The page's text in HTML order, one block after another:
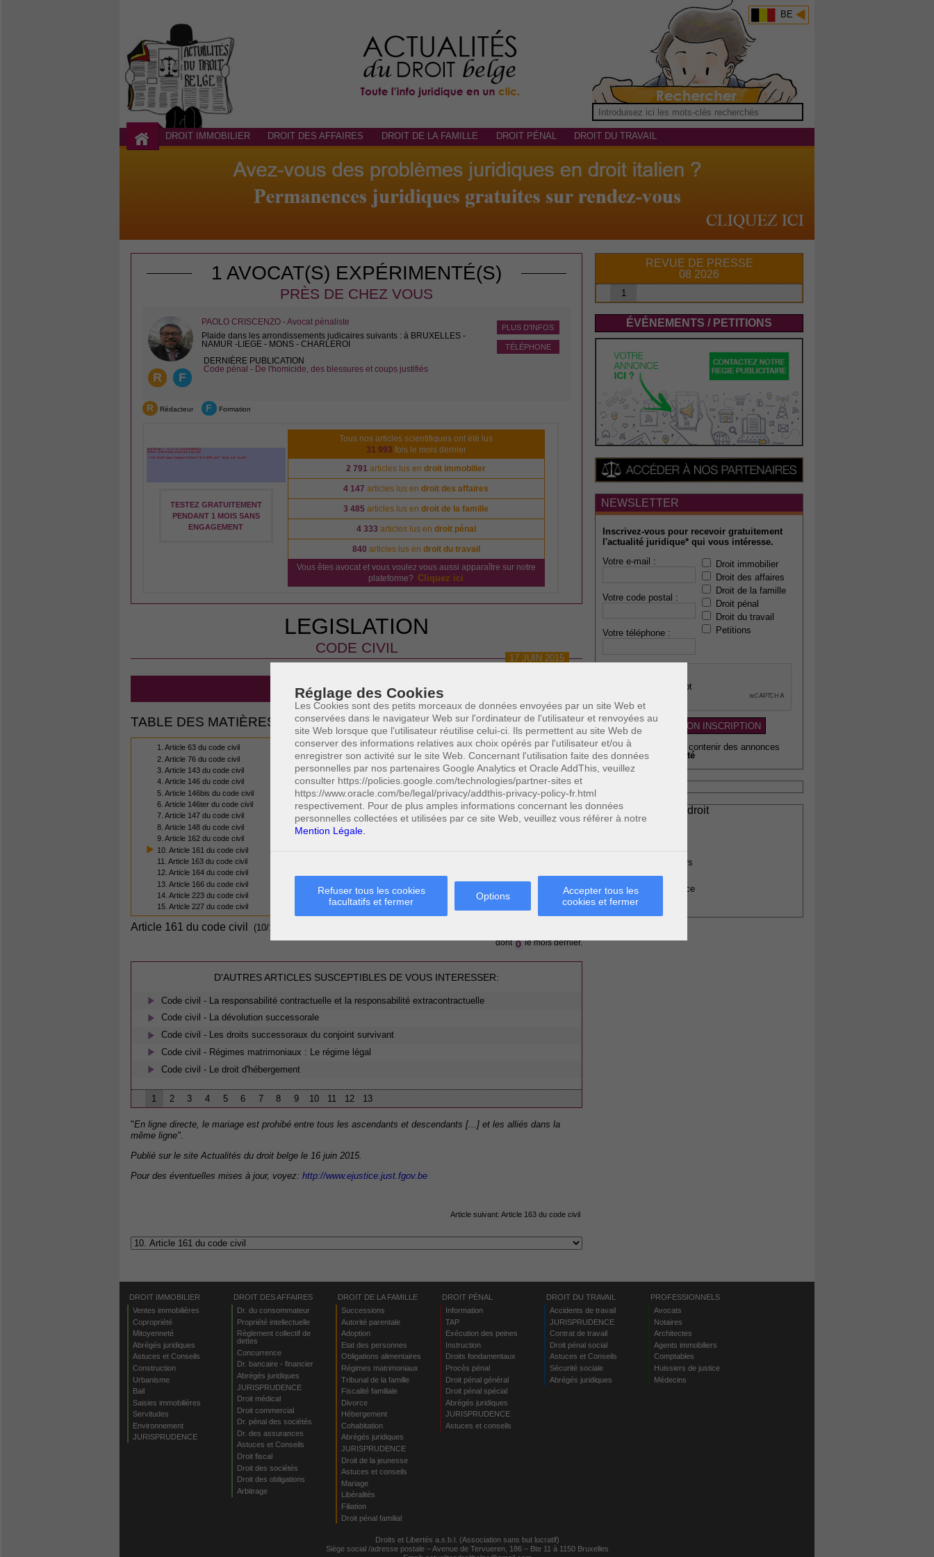
Réglage des Cookies
Les Cookies sont des petits morceaux de données envoyées par un site Web et
conservées dans le navigateur Web sur l'ordinateur de l'utilisateur et renvoyées au
site Web lorsque que l'utilisateur réutilise celui-ci. Ils permettent au site Web de
conserver des informations relatives aux choix opérés par l'utilisateur et/ou à
enregistrer son activité sur le site Web. Concernant l'utilisation faite des données
personnelles par nos partenaires Google Analytics et Oracle AddThis, veuillez
consulter https://policies.google.com/technologies/partner-sites et
https://www.oracle.com/be/legal/privacy/addthis-privacy-policy-fr.html
respectivement. Pour de plus amples informations concernant les données
personnelles collectées et utilisées par ce site Web, veuillez vous référer à notre
Mention Légale.
Refuser tous les cookies
facultatifs et fermer
Options
Accepter tous les
cookies et fermer
BE
DROIT IMMOBILIER DROIT DES AFFAIRES DROIT DE LA FAMILLE DROIT PÉNAL DROIT DU TRAVAIL
1 AVOCAT(S) EXPÉRIMENTÉ(S)
PRÈS DE CHEZ VOUS
R F
PLUS D'INFOS
TÉLÉPHONE
PAOLO CRISCENZO - Avocat pénaliste
Plaide dans les arrondissements judicaires suivants : à BRUXELLES -
NAMUR -LIEGE - MONS - CHARLEROI
DERNIÈRE PUBLICATION
Code pénal - De l'homicide, des blessures et coups justifiés
R Rédacteur F Formation
TESTEZ GRATUITEMENT
PENDANT 1 MOIS SANS
ENGAGEMENT
Tous nos articles scientifiques ont été lus
31 993 fois le mois dernier
2 791 articles lus endroit immobilier
4 147 articles lus endroit des affaires
3 485 articles lus endroit de la famille
4 333 articles lus en droit pénal
840 articles lus en droit du travail
Vous êtes avocat et vous voulez vous aussi apparaître sur notre
plateforme? Cliquez ici
LEGISLATION
CODE CIVIL
17 JUIN 2015
CODE CIVIL - LE MARIAGE
TABLE DES MATIÈRES
1. Article 63 du code civil
2. Article 76 du code civil
3. Article 143 du code civil
4. Article 146 du code civil
5. Article 146bis du code civil
6. Article 146ter du code civil
7. Article 147 du code civil
8. Article 148 du code civil
9. Article 162 du code civil
10. Article 161 du code civil
11. Article 163 du code civil
12. Article 164 du code civil
13. Article 166 du code civil
14. Article 223 du code civil
15. Article 227 du code civil
Article 161 du code civil (10/15)
dont0le mois dernier.
D'AUTRES ARTICLES SUSCEPTIBLES DE VOUS INTERESSER:
Code civil - La responsabilité contractuelle et la responsabilité extracontractuelle
Code civil - La dévolution successorale
Code civil - Les droits successoraux du conjoint survivant
Code civil - Régimes matrimoniaux : Le régime légal
Code civil - Le droit d'hébergement
1 2 3 4 5 6 7 8 9 10 11 12 13
"En ligne directe, le mariage est prohibé entre tous les ascendants et descendants [...] et les alliés dans la
même ligne".
Publié sur le site Actualités du droit belge le 16 juin 2015.
Pour des éventuelles mises à jour, voyez: http://www.ejustice.just.fgov.be
Article suivant: Article 163 du code civil
REVUE DE PRESSE
08 2026
1
ÉVÉNEMENTS / PETITIONS
NEWSLETTER
Inscrivez-vous pour recevoir gratuitement
l'actualité juridique* qui vous intéresse.
Votre e-mail :
Votre code postal :
Votre téléphone :
Droit immobilier
Droit des affaires
Droit de la famille
Droit pénal
Droit du travail
Petitions
* Newsletter pouvant contenir des annonces
publicitaires de
qualité
Professionnels du droit
Avocats
Agents immobiliers
Comptables
Huissiers de justice
Médecins
DROIT IMMOBILIER
Ventes immobilières
Copropriété
Mitoyenneté
Abrégés juridiques
Astuces et Conseils
Construction
Urbanisme
Bail
Saisies immobilières
Servitudes
Environnement
JURISPRUDENCE
DROIT DES AFFAIRES
Dr. du consommateur
Propriété intellectuelle
Règlement collectif de
dettes
Concurrence
Dr. bancaire - financier
Abrégés juridiques
JURISPRUDENCE
Droit médical
Droit commercial
Dr. pénal des sociétés
Dr. des assurances
Astuces et Conseils
Droit fiscal
Droit des sociétés
Droit des obligations
Arbitrage
DROIT DE LA FAMILLE
Successions
Autorité parentale
Adoption
Etat des personnes
Obligations alimentaires
Régimes matrimoniaux
Tribunal de la famille
Fiscalité familiale
Divorce
Hébergement
Cohabitation
Abrégés juridiques
JURISPRUDENCE
Droit de la jeunesse
Astuces et conseils
Mariage
Libéralités
Filiation
Droit pénal familial
DROIT PÉNAL
Information
TAP
Exécution des peines
Instruction
Droits fondamentaux
Procès pénal
Droit pénal général
Droit pénal spécial
Abrégés juridiques
JURISPRUDENCE
Astuces et conseils
DROIT DU TRAVAIL
Accidents de travail
JURISPRUDENCE
Contrat de travail
Droit pénal social
Astuces et Conseils
Sécurité sociale
Abrégés juridiques
PROFESSIONNELS
Avocats
Notaires
Architectes
Agents immobiliers
Comptables
Huissiers de justice
Médecins
Droits et Libertés a.s.b.l. (Association sans but lucratif)
Siège social /adresse postale – Avenue de Tervueren, 186 – Bte 11 à 1150 Bruxelles